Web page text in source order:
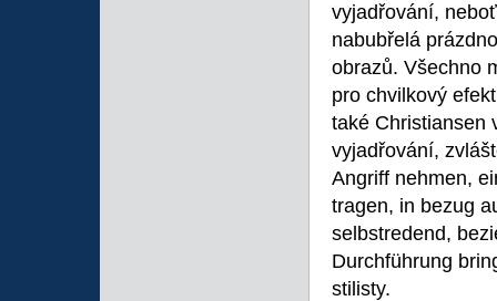
vyjadřování,
nabubřelá
obrazů. Všechno
pro chvilkový
také Christiansen
vyjadřování,
Angriff nehmen,
tragen, in bezug
selbstredend,
Durchführung
stilisty.